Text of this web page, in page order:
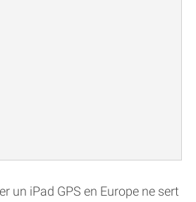
un iPad GPS en Europe ne sert